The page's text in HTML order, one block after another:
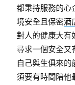
都秉持服務的心
境安全且保密酒
對人的健康大
尋求一個安全又
自己與生俱來
須要有時間陪他